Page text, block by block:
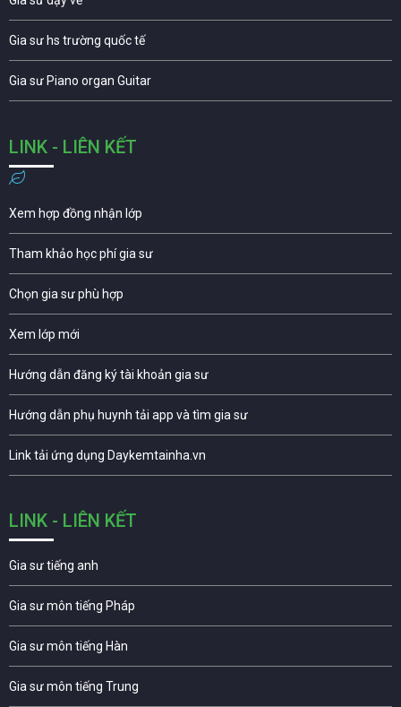
Gia sư hs trường quốc tế
Gia sư Piano organ Guitar
LINK - LIÊN KẾT
Xem hợp đồng nhận lớp
Tham khảo học phí gia sư
Chọn gia sư phù hợp
Xem lớp mới
Hướng dẫn đăng ký tài khoản gia sư
Hướng dẫn phụ huynh tải app và tìm gia sư
Link tải ứng dụng Daykemtainha.vn
LINK - LIÊN KẾT
Gia sư tiếng anh
Gia sư môn tiếng Pháp
Gia sư môn tiếng Hàn
Gia sư môn tiếng Trung